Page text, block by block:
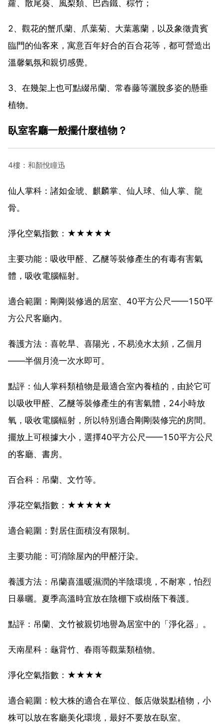
蘿、散尾葵、風梨類、巴西鐵、棕竹；
2、觀花的蟹爪蘭、爪葉菊、大葉蕙蘭，以及象徵貴賓
臨門的仙客來，寓意百年好合的百合花等，都可營造出
溫馨氣氛和親切感覺。
3、在幾架上也可點綴吊蘭、常春藤等灑脫多姿的懸垂
植物。
臥室客廳一般擺什麼植物？
4樓：和顏悅瞳迅
仙人掌科：諸如金琥、麒麟掌、仙人球、仙人掌、龍
骨。
淨化空氣指數：★★★★★
主要功能：吸收甲醛、乙醚等裝修產生的有毒有害氣
體，吸收電腦輻射。
適合範圍：剛剛裝修過的居室、40平方公尺——150平
方公尺客廳內。
養護方法：喜乾旱、喜陽光，不易澆水太頻，乙個月
——半個月澆一次水即可。
點評：仙人掌科類植物是最適合室內養植的，由於它可
以吸收甲醛、乙醚等裝修產生的有害氣體，24小時放
氧，吸收電腦輻射，所以特別適合剛剛裝修完的房間。
擺放上可根據大小，選擇40平方公尺——150平方公尺
的客廳、書房。
百合科：吊蘭、文竹等。
淨花空氣指數：★★★★★
適合範圍：對居住面積沒有限制。
主要功能：可消除屋內的甲醛汙染。
養護方法：吊蘭喜溫暖濕潤的半陰環境，不耐寒，怕烈
日暴曬。夏季高溫時宜放在陰棚下或樹蔭下養護。
點評：吊蘭、文竹被親切地譽為居室中的「淨化器」。
天南星科：龜背竹、春雨等觀葉類植物。
淨化空氣指數：★★★★
適合範圍：較大株的適合在單位、飯店做裝點植物，小
株可以放在客廳美化環境，最好不要放在臥室。